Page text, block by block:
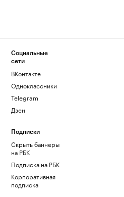
Социальные
сети
ВКонтакте
Одноклассники
Telegram
Дзен
Подписки
Скрыть баннеры
на РБК
Подписка на РБК
Корпоративная
подписка